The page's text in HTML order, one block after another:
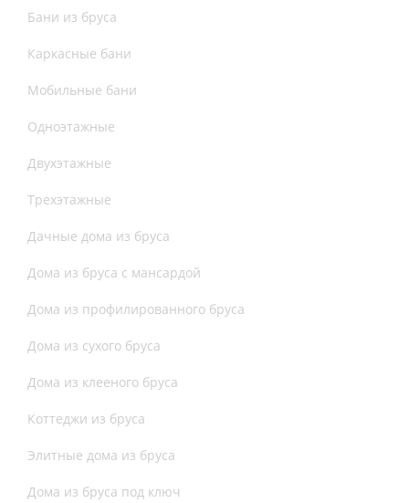
Бани из бруса
Каркасные бани
Мобильные бани
Одноэтажные
Двухэтажные
Трехэтажные
Дачные дома из бруса
Дома из бруса с мансардой
Дома из профилированного бруса
Дома из сухого бруса
Дома из клееного бруса
Коттеджи из бруса
Элитные дома из бруса
Дома из бруса под ключ